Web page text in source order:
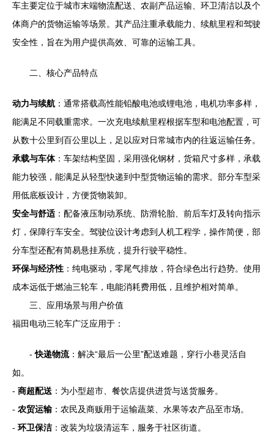
车主要定位于城市末端物流配送、农副产品运输、环卫清洁以及个
体商户的货物运输等场景。其产品注重承载能力、续航里程和驾驶
安全性，旨在为用户提供高效、可靠的运输工具。
二、核心产品特点
动力与续航 ：通常搭载高性能铅酸电池或锂电池，电机功率多样，
能满足不同载重需求。一次充电续航里程根据车型和电池配置，可
从数十公里到百公里以上，足以应对日常城市内的往返运输任务。
承载与车体：车架结构坚固，采用强化钢材，货箱尺寸多样，承载
能力较强，能满足从轻型快递到中型货物运输的需求。部分车型采
用低底板设计，方便货物装卸。
安全与舒适 ：配备液压制动系统、防滑轮胎、前后车灯及转向指示
灯，保障行车安全。驾驶位设计考虑到人机工程学，操作简便，部
分车型还配有简易悬挂系统，提升行驶平稳性。
环保与经济性 ：纯电驱动，零尾气排放，符合绿色出行趋势。使用
成本远低于燃油三轮车，电能消耗费用低，且维护相对简单。
三、应用场景与用户价值
福田电动三轮车广泛应用于：
-快递物流：解决“最后一公里”配送难题，穿行小巷灵活自
如。
- 商超配送 ：为小型超市、餐饮店提供进货与送货服务。
- 农贸运输 ：农民及商贩用于运输蔬菜、水果等农产品至市场。
- 环卫保洁 ：改装为垃圾清运车，服务于社区街道。